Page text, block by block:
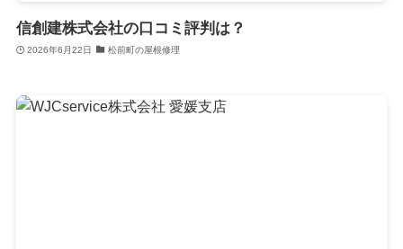
信創建株式会社の口コミ評判は？
2026年6月22日 松前町の屋根修理